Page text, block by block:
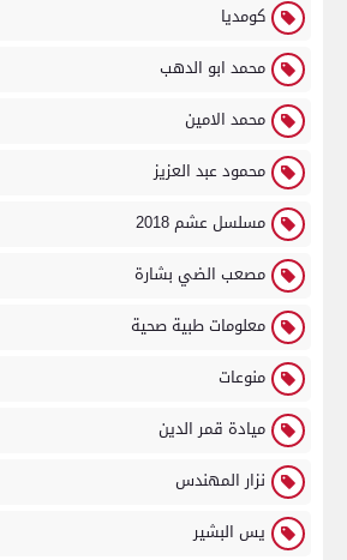
كومديا
محمد ابو الدهب
محمد الامين
محمود عبد العزيز
مسلسل عشم 2018
مصعب الضي بشارة
معلومات طبية صحية
منوعات
ميادة قمر الدين
نزار المهندس
يس البشير